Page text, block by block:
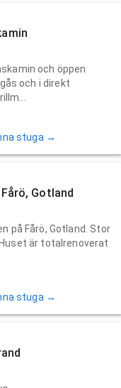
och öppen
och i direkt
stuga →
Gotland
på Fårö, Gotland. Stor
är totalrenoverat
stuga →